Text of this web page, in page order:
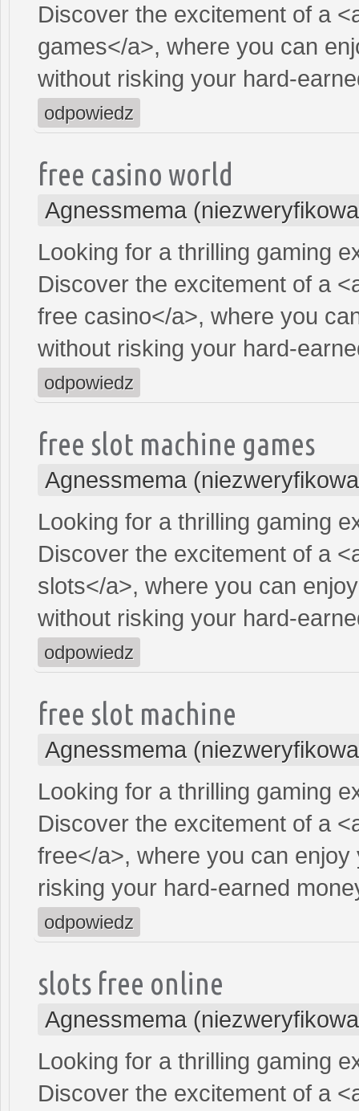
Discover the excitement of a
games</a>, where you can
without risking your hard-
odpowiedz
free casino world
Agnessmema
Looking for a thrilling gaming
Discover the excitement of a
free casino</a>, where you
without risking your hard-
odpowiedz
free slot machine games
Agnessmema
Looking for a thrilling gaming
Discover the excitement of a
slots</a>, where you can
without risking your hard-
odpowiedz
free slot machine
Agnessmema
Looking for a thrilling gaming
Discover the excitement of a
free</a>, where you can
risking your hard-earned
odpowiedz
slots free online
Agnessmema
Looking for a thrilling gaming
Discover the excitement of a